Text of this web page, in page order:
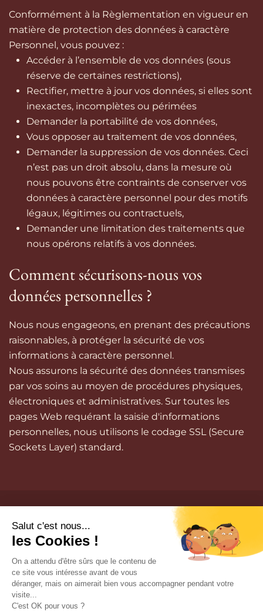
Conformément à la Règlementation en vigueur en
matière de protection des données à caractère
Personnel, vous pouvez :
Accéder à l’ensemble de vos données (sous
réserve de certaines restrictions),
Rectifier, mettre à jour vos données, si elles sont
inexactes, incomplètes ou périmées
Demander la portabilité de vos données,
Vous opposer au traitement de vos données,
Demander la suppression de vos données. Ceci
n’est pas un droit absolu, dans la mesure où
nous pouvons être contraints de conserver vos
données à caractère personnel pour des motifs
légaux, légitimes ou contractuels,
Demander une limitation des traitements que
nous opérons relatifs à vos données.
Comment sécurisons-nous vos
données personnelles ?
Nous nous engageons, en prenant des précautions
raisonnables, à protéger la sécurité de vos
informations à caractère personnel.
Nous assurons la sécurité des données transmises
par vos soins au moyen de procédures physiques,
électroniques et administratives. Sur toutes les
pages Web requérant la saisie d'informations
personnelles, nous utilisons le codage SSL (Secure
Sockets Layer) standard.
02 41 51 20 22/06 09
94 84 55
31 Quai Mayaud
49400 SAUMUR